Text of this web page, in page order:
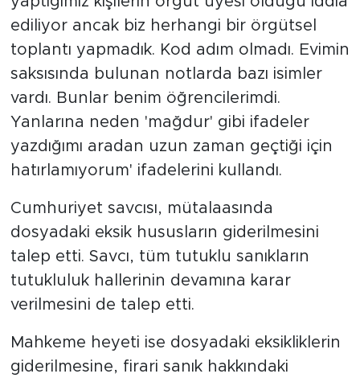
ediliyor ancak biz herhangi bir örgütsel
toplantı yapmadık. Kod adım olmadı. Evimin
saksısında bulunan notlarda bazı isimler
vardı. Bunlar benim öğrencilerimdi.
Yanlarına neden 'mağdur' gibi ifadeler
yazdığımı aradan uzun zaman geçtiği için
hatırlamıyorum' ifadelerini kullandı.
Cumhuriyet savcısı, mütalaasında
dosyadaki eksik hususların giderilmesini
talep etti. Savcı, tüm tutuklu sanıkların
tutukluluk hallerinin devamına karar
verilmesini de talep etti.
Mahkeme heyeti ise dosyadaki eksikliklerin
giderilmesine, firari sanık hakkındaki